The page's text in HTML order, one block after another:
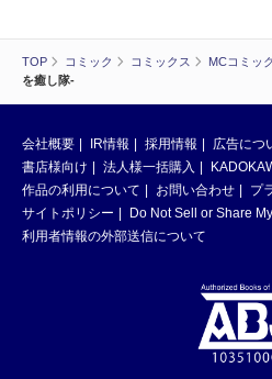
TOP コミック コミックス MCコミッ
を癒し隊-
会社概要 IR情報 採用情報 広告につ
書店様向け
法人様一括購入
作品の利用について
お問い合わせ
プ
サイトポリシー
Do Not Sell or Share
利用者情報の外部送信について